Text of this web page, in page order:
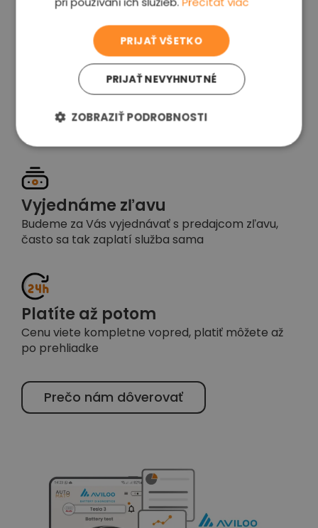
voľba
Garancia spokojnosti
Pokiaľ nebudete s našou prácou spokojní,
Vyjednáme zľavu
Budeme za Vás vyjednávať s predajcom zľavu,
často sa tak zaplatí služba sama
Platíte až potom
Cenu viete kompletne vopred, platiť môžete až
po prehliadke
Prečo nám dôverovať
PRIJAŤ VŠETKO
PRIJAŤ NEVYHNUTNÉ
ZOBRAZIŤ PODROBNOSTI